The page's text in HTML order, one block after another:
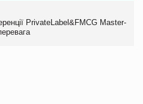
PrivateLabel&FMCG Master-